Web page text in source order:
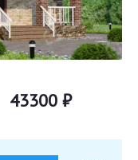
43300 ₽
данных
данных
PolicyandTerms of Service